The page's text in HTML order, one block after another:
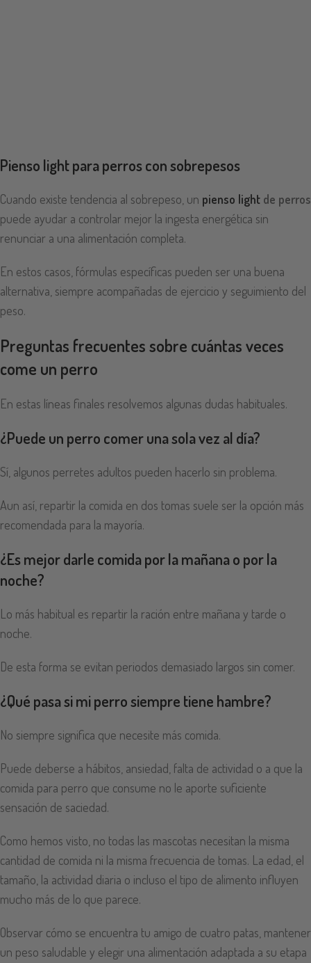
Pienso light para perros con sobrepesos
Cuando existe tendencia al sobrepeso, un pienso light de perros
puede ayudar a controlar mejor la ingesta energética sin
renunciar a una alimentación completa.
En estos casos, fórmulas específicas pueden ser una buena
alternativa, siempre acompañadas de ejercicio y seguimiento del
peso.
Preguntas frecuentes sobre cuántas veces
come un perro
En estas líneas finales resolvemos algunas dudas habituales.
¿Puede un perro comer una sola vez al día?
Sí, algunos perretes adultos pueden hacerlo sin problema.
Aun así, repartir la comida en dos tomas suele ser la opción más
recomendada para la mayoría.
¿Es mejor darle comida por la mañana o por la
noche?
Lo más habitual es repartir la ración entre mañana y tarde o
noche.
De esta forma se evitan periodos demasiado largos sin comer.
¿Qué pasa si mi perro siempre tiene hambre?
No siempre significa que necesite más comida.
Puede deberse a hábitos, ansiedad, falta de actividad o a que la
comida para perro que consume no le aporte suficiente
sensación de saciedad.
Como hemos visto, no todas las mascotas necesitan la misma
cantidad de comida ni la misma frecuencia de tomas. La edad, el
tamaño, la actividad diaria o incluso el tipo de alimento influyen
mucho más de lo que parece.
Observar cómo se encuentra tu amigo de cuatro patas, mantener
un peso saludable y elegir una alimentación adaptada a su etapa